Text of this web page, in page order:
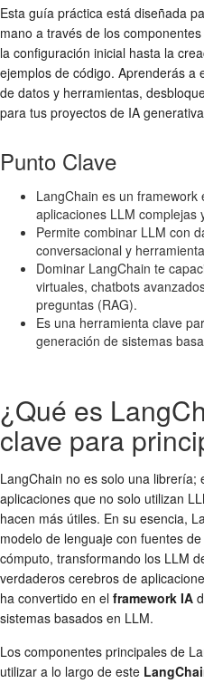
Esta guía práctica está diseñada
mano a través de los
la configuración inicial hasta la
ejemplos de código. Aprenderás a
de datos y herramientas,
para tus proyectos de IA
Punto Clave
LangChain es un
aplicaciones LLM complejas
Permite combinar LLM con
conversacional y
Dominar LangChain te
virtuales, chatbots
preguntas (RAG).
Es una herramienta clave
generación de sistemas
¿Qué es
clave para
LangChain no es solo una
aplicaciones que no solo utilizan
hacen más útiles. En su esencia,
modelo de lenguaje con fuentes
cómputo, transformando los LLM
verdaderos cerebros de
ha convertido en el framework IA
sistemas basados en LLM.
Los componentes principales de
utilizar a lo largo de este